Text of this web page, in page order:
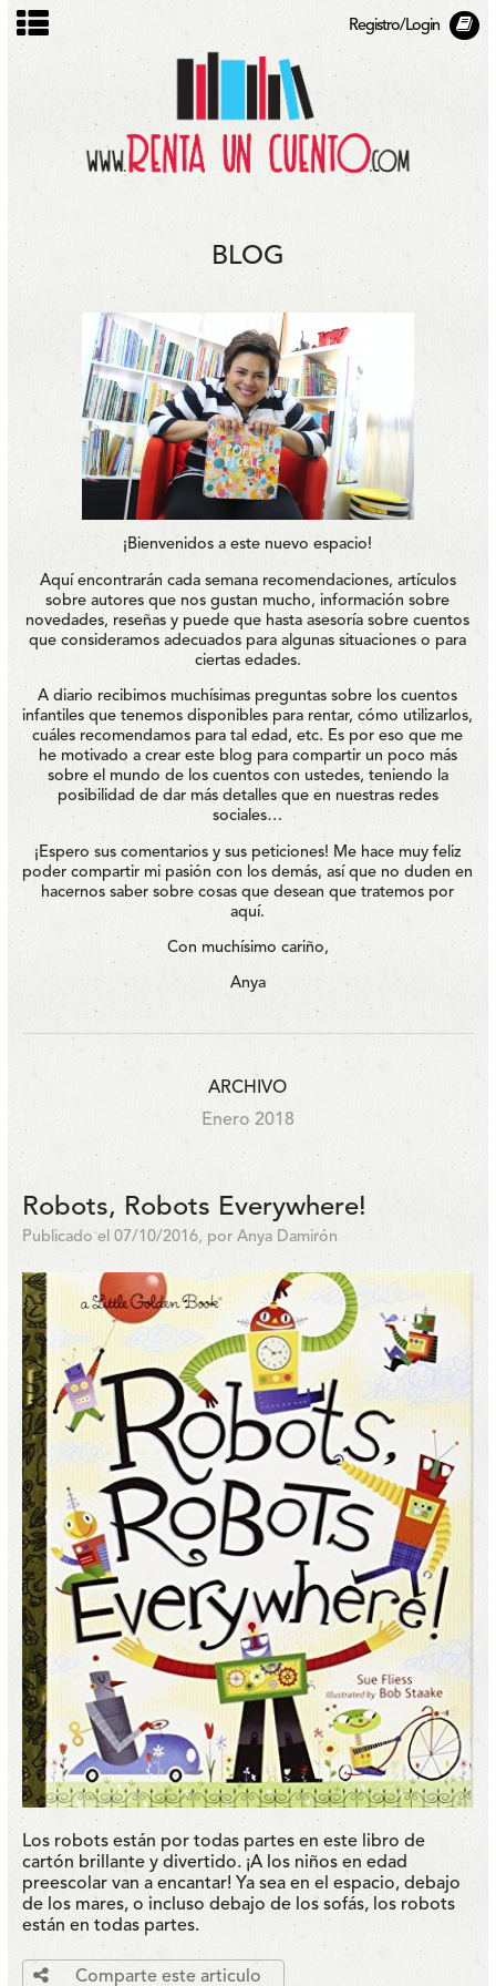
Registro/Login
BLOG
¡Bienvenidos a este nuevo espacio!
Aquí encontrarán cada semana recomendaciones, artículos
sobre autores que nos gustan mucho, información sobre
novedades, reseñas y puede que hasta asesoría sobre cuentos
que consideramos adecuados para algunas situaciones o para
ciertas edades.
A diario recibimos muchísimas preguntas sobre los cuentos
infantiles que tenemos disponibles para rentar, cómo utilizarlos,
cuáles recomendamos para tal edad, etc. Es por eso que me
he motivado a crear este blog para compartir un poco más
sobre el mundo de los cuentos con ustedes, teniendo la
posibilidad de dar más detalles que en nuestras redes
sociales…
¡Espero sus comentarios y sus peticiones! Me hace muy feliz
poder compartir mi pasión con los demás, así que no duden en
hacernos saber sobre cosas que desean que tratemos por
aquí.
Con muchísimo cariño,
Anya
ARCHIVO
Enero 2018
Robots, Robots Everywhere!
Publicado el 07/10/2016, por Anya Damirón
Los robots están por todas partes en este libro de
cartón brillante y divertido. ¡A los niños en edad
preescolar van a encantar! Ya sea en el espacio, debajo
de los mares, o incluso debajo de los sofás, los robots
están en todas partes.
Comparte este articulo